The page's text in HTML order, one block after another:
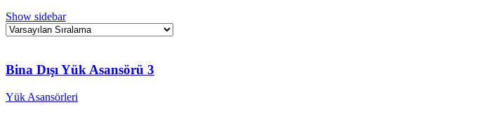
Show sidebar
Bina Dışı Yük Asansörü 3
Yük Asansörleri